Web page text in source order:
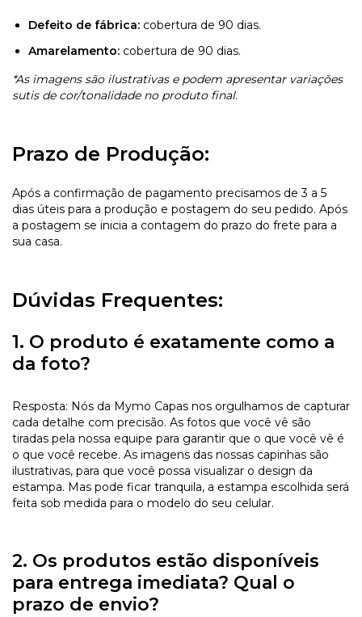
Defeito de fábrica: cobertura de 90 dias.
Amarelamento: cobertura de 90 dias.
*As imagens são ilustrativas e podem apresentar variações
sutis de cor/tonalidade no produto final.
Prazo de Produção:
Após a confirmação de pagamento precisamos de 3 a 5
dias úteis para a produção e postagem do seu pedido. Após
a postagem se inicia a contagem do prazo do frete para a
sua casa.
Dúvidas Frequentes:
1. O produto é exatamente como a
da foto?
Resposta: Nós da Mymo Capas nos orgulhamos de capturar
cada detalhe com precisão. As fotos que você vê são
tiradas pela nossa equipe para garantir que o que você vê é
o que você recebe. As imagens das nossas capinhas são
ilustrativas, para que você possa visualizar o design da
estampa. Mas pode ficar tranquila, a estampa escolhida será
feita sob medida para o modelo do seu celular.
2. Os produtos estão disponíveis
para entrega imediata? Qual o
prazo de envio?